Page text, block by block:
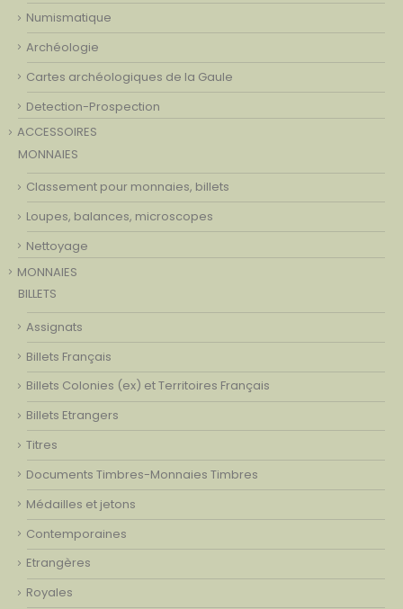
Numismatique
Archéologie
Cartes archéologiques de la Gaule
Detection-Prospection
ACCESSOIRES
MONNAIES
Classement pour monnaies, billets
Loupes, balances, microscopes
Nettoyage
MONNAIES
BILLETS
Assignats
Billets Français
Billets Colonies (ex) et Territoires Français
Billets Etrangers
Titres
Documents Timbres-Monnaies Timbres
Médailles et jetons
Contemporaines
Etrangères
Royales